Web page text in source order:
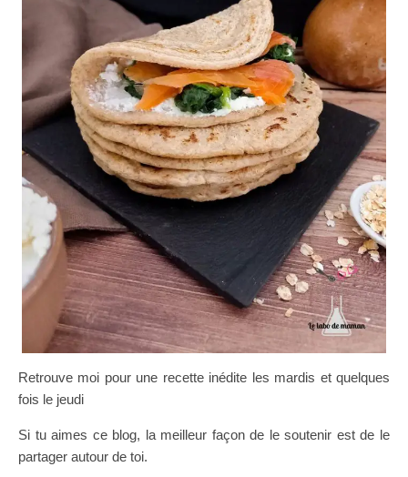
Retrouve moi pour une recette inédite les mardis et quelques
fois le jeudi
Si tu aimes ce blog, la meilleur façon de le soutenir est de le
partager autour de toi.